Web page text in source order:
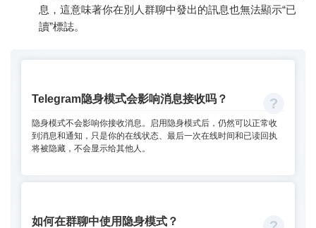
息，這意味著你在別人群聊中發出的訊息也無法顯示“已
讀”標誌。
Telegram隐身模式会影响消息接收吗？
隐身模式不会影响你接收消息。启用隐身模式后，仍然可以正常收
到消息和通知，只是你的在线状态、最后一次在线时间和已读回执
将被隐藏，不会显示给其他人。
如何在群聊中使用隐身模式？